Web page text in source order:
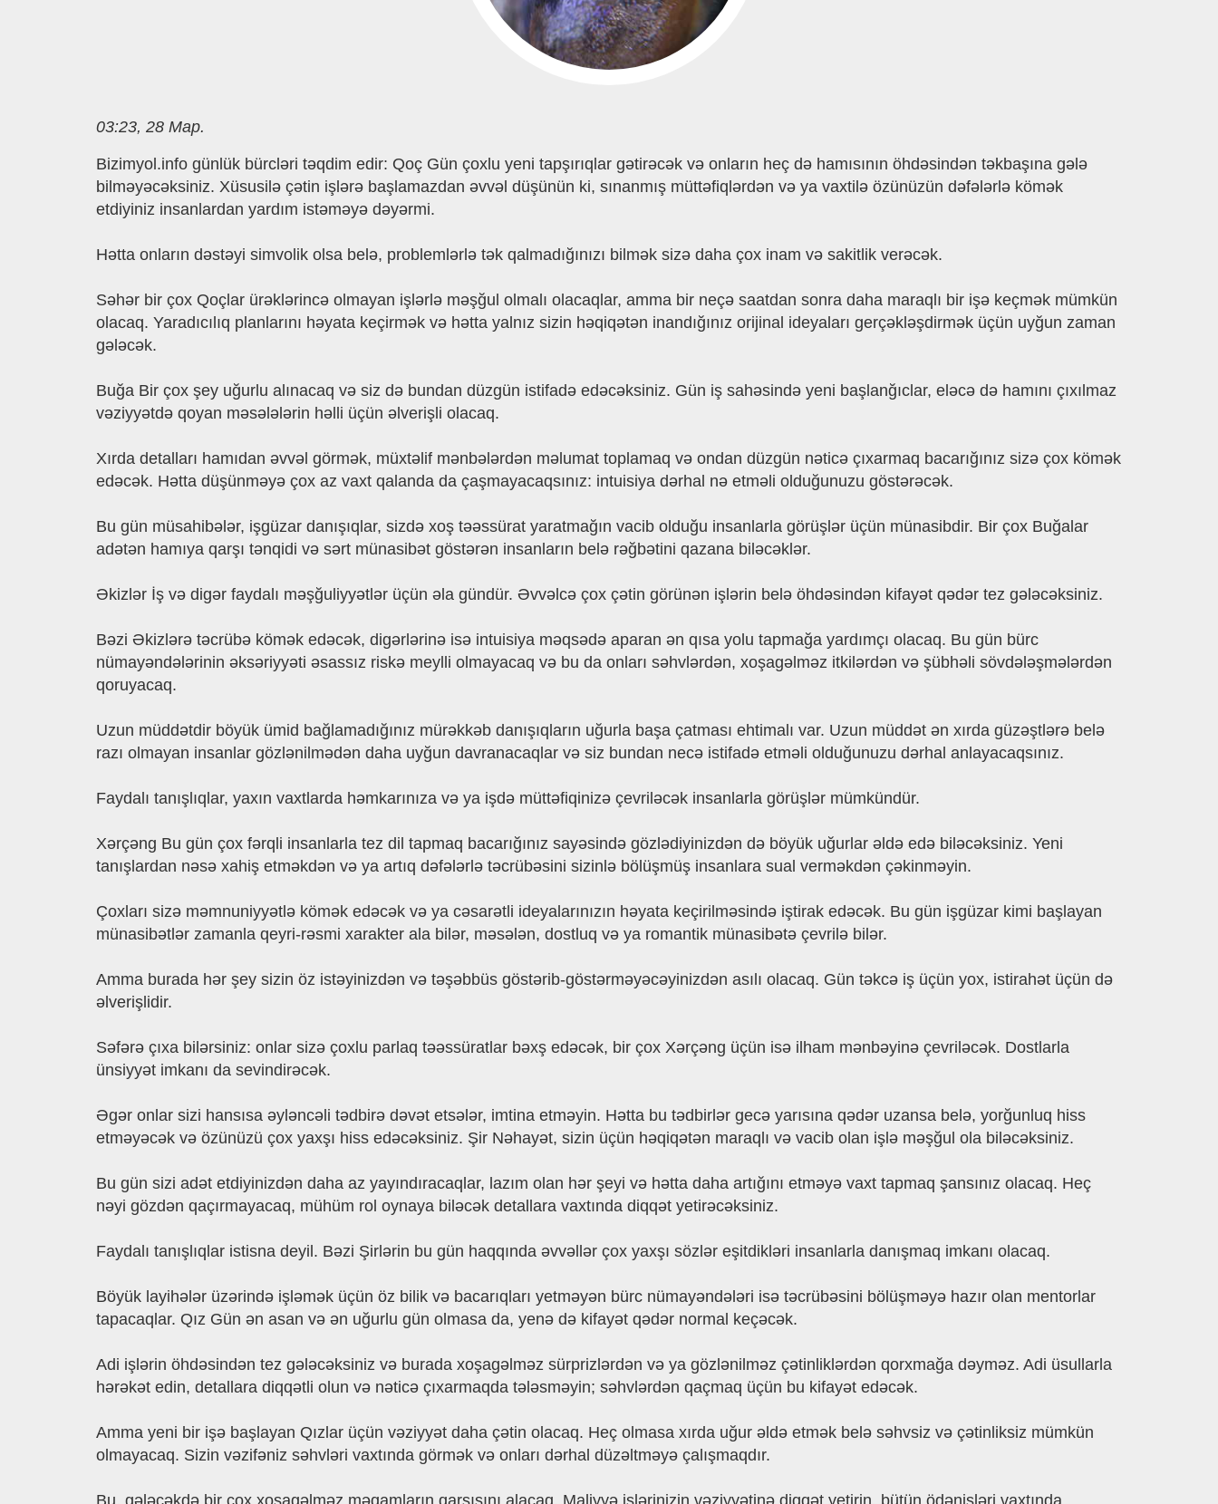
03:23, 28 Мар.
Bizimyol.info günlük bürcləri təqdim edir: Qoç Gün çoxlu yeni tapşırıqlar gətirəcək və onların heç də hamısının öhdəsindən təkbaşına gələ
bilməyəcəksiniz. Xüsusilə çətin işlərə başlamazdan əvvəl düşünün ki, sınanmış müttəfiqlərdən və ya vaxtilə özünüzün dəfələrlə kömək
etdiyiniz insanlardan yardım istəməyə dəyərmi.
Hətta onların dəstəyi simvolik olsa belə, problemlərlə tək qalmadığınızı bilmək sizə daha çox inam və sakitlik verəcək.
Səhər bir çox Qoçlar ürəklərincə olmayan işlərlə məşğul olmalı olacaqlar, amma bir neçə saatdan sonra daha maraqlı bir işə keçmək mümkün
olacaq. Yaradıcılıq planlarını həyata keçirmək və hətta yalnız sizin həqiqətən inandığınız orijinal ideyaları gerçəkləşdirmək üçün uyğun zaman
gələcək.
Buğa Bir çox şey uğurlu alınacaq və siz də bundan düzgün istifadə edəcəksiniz. Gün iş sahəsində yeni başlanğıclar, eləcə də hamını çıxılmaz
vəziyyətdə qoyan məsələlərin həlli üçün əlverişli olacaq.
Xırda detalları hamıdan əvvəl görmək, müxtəlif mənbələrdən məlumat toplamaq və ondan düzgün nəticə çıxarmaq bacarığınız sizə çox kömək
edəcək. Hətta düşünməyə çox az vaxt qalanda da çaşmayacaqsınız: intuisiya dərhal nə etməli olduğunuzu göstərəcək.
Bu gün müsahibələr, işgüzar danışıqlar, sizdə xoş təəssürat yaratmağın vacib olduğu insanlarla görüşlər üçün münasibdir. Bir çox Buğalar
adətən hamıya qarşı tənqidi və sərt münasibət göstərən insanların belə rəğbətini qazana biləcəklər.
Əkizlər İş və digər faydalı məşğuliyyətlər üçün əla gündür. Əvvəlcə çox çətin görünən işlərin belə öhdəsindən kifayət qədər tez gələcəksiniz.
Bəzi Əkizlərə təcrübə kömək edəcək, digərlərinə isə intuisiya məqsədə aparan ən qısa yolu tapmağa yardımçı olacaq. Bu gün bürc
nümayəndələrinin əksəriyyəti əsassız riskə meylli olmayacaq və bu da onları səhvlərdən, xoşagəlməz itkilərdən və şübhəli sövdələşmələrdən
qoruyacaq.
Uzun müddətdir böyük ümid bağlamadığınız mürəkkəb danışıqların uğurla başa çatması ehtimalı var. Uzun müddət ən xırda güzəştlərə belə
razı olmayan insanlar gözlənilmədən daha uyğun davranacaqlar və siz bundan necə istifadə etməli olduğunuzu dərhal anlayacaqsınız.
Faydalı tanışlıqlar, yaxın vaxtlarda həmkarınıza və ya işdə müttəfiqinizə çevriləcək insanlarla görüşlər mümkündür.
Xərçəng Bu gün çox fərqli insanlarla tez dil tapmaq bacarığınız sayəsində gözlədiyinizdən də böyük uğurlar əldə edə biləcəksiniz. Yeni
tanışlardan nəsə xahiş etməkdən və ya artıq dəfələrlə təcrübəsini sizinlə bölüşmüş insanlara sual verməkdən çəkinməyin.
Çoxları sizə məmnuniyyətlə kömək edəcək və ya cəsarətli ideyalarınızın həyata keçirilməsində iştirak edəcək. Bu gün işgüzar kimi başlayan
münasibətlər zamanla qeyri-rəsmi xarakter ala bilər, məsələn, dostluq və ya romantik münasibətə çevrilə bilər.
Amma burada hər şey sizin öz istəyinizdən və təşəbbüs göstərib-göstərməyəcəyinizdən asılı olacaq. Gün təkcə iş üçün yox, istirahət üçün də
əlverişlidir.
Səfərə çıxa bilərsiniz: onlar sizə çoxlu parlaq təəssüratlar bəxş edəcək, bir çox Xərçəng üçün isə ilham mənbəyinə çevriləcək. Dostlarla
ünsiyyət imkanı da sevindirəcək.
Əgər onlar sizi hansısa əyləncəli tədbirə dəvət etsələr, imtina etməyin. Hətta bu tədbirlər gecə yarısına qədər uzansa belə, yorğunluq hiss
etməyəcək və özünüzü çox yaxşı hiss edəcəksiniz. Şir Nəhayət, sizin üçün həqiqətən maraqlı və vacib olan işlə məşğul ola biləcəksiniz.
Bu gün sizi adət etdiyinizdən daha az yayındıracaqlar, lazım olan hər şeyi və hətta daha artığını etməyə vaxt tapmaq şansınız olacaq. Heç
nəyi gözdən qaçırmayacaq, mühüm rol oynaya biləcək detallara vaxtında diqqət yetirəcəksiniz.
Faydalı tanışlıqlar istisna deyil. Bəzi Şirlərin bu gün haqqında əvvəllər çox yaxşı sözlər eşitdikləri insanlarla danışmaq imkanı olacaq.
Böyük layihələr üzərində işləmək üçün öz bilik və bacarıqları yetməyən bürc nümayəndələri isə təcrübəsini bölüşməyə hazır olan mentorlar
tapacaqlar. Qız Gün ən asan və ən uğurlu gün olmasa da, yenə də kifayət qədər normal keçəcək.
Adi işlərin öhdəsindən tez gələcəksiniz və burada xoşagəlməz sürprizlərdən və ya gözlənilməz çətinliklərdən qorxmağa dəyməz. Adi üsullarla
hərəkət edin, detallara diqqətli olun və nəticə çıxarmaqda tələsməyin; səhvlərdən qaçmaq üçün bu kifayət edəcək.
Amma yeni bir işə başlayan Qızlar üçün vəziyyət daha çətin olacaq. Heç olmasa xırda uğur əldə etmək belə səhvsiz və çətinliksiz mümkün
olmayacaq. Sizin vəzifəniz səhvləri vaxtında görmək və onları dərhal düzəltməyə çalışmaqdır.